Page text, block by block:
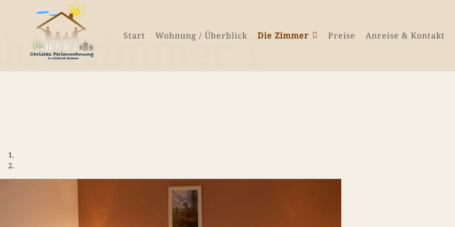
Start Wohnung / Überblick Die Zimmer Preise Anreise & Kontakt
1